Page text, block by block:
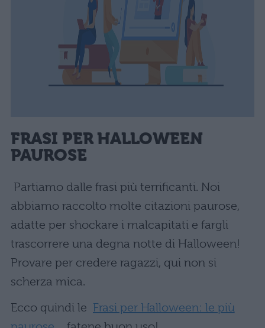
FRASI PER HALLOWEEN
PAUROSE
Partiamo dalle frasi più terrificanti. Noi
abbiamo raccolto molte citazioni paurose,
adatte per shockare i malcapitati e fargli
trascorrere una degna notte di Halloween!
Provare per credere ragazzi, qui non si
scherza mica.
Ecco quindi le Frasi per Halloween: le più